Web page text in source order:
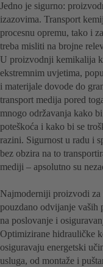
Jedno je sigurno:
izazovima. Transport
procesnu opremu, tako i
treba misliti na brojne
U proizvodnji kemikalija
ekstremnim uvjetima,
i materijale dovode do
transport medija pored
mnogo održavanja kako
poteškoća i kako bi se
razini. Sigurnost u radu i
bez obzira na to
mediji – apsolutno su
Najmoderniji proizvodi
pouzdano odvijanje vaših
na poslovanje i
Optimizirane hidrauličke
osiguravaju energetski
usluga, od montaže i